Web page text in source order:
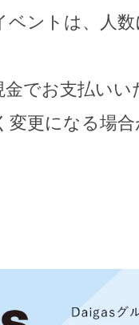
ントは、人
でお支払いい
更になる場